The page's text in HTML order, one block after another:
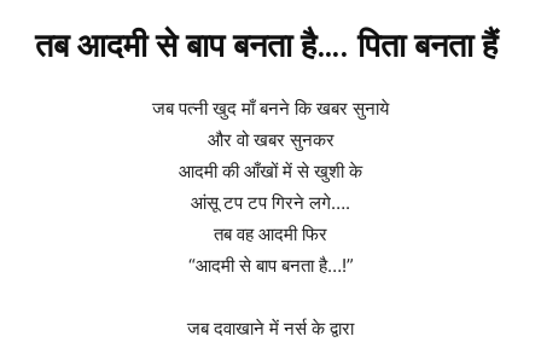
तब आदमी से बाप बनता है…. पिता बनता हैं
जब पत्नी खुद माँ बनने कि खबर सुनाये
और वो खबर सुनकर
आदमी की आँखों में से खुशी के
आंसू टप टप गिरने लगे….
तब वह आदमी फिर
“आदमी से बाप बनता है…!”
जब दवाखाने में नर्स के द्वारा